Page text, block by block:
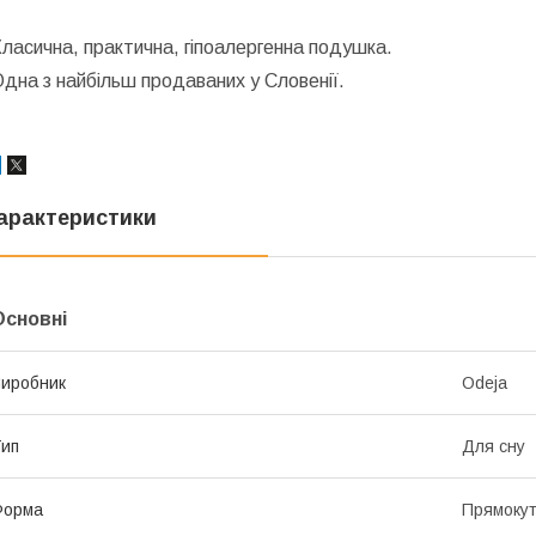
практична, гіпоалергенна подушка.
з найбільш продаваних у Словенії.
Odeja
Для сну